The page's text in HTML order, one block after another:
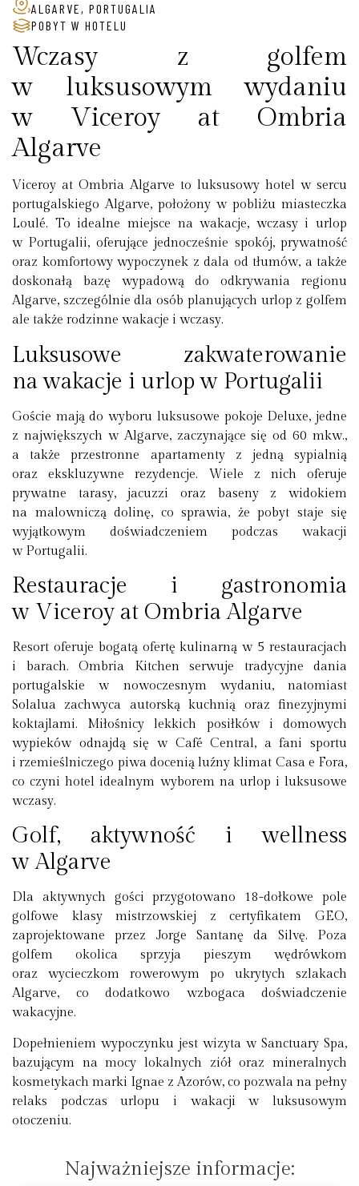
ALGARVE, PORTUGALIA
POBYT W HOTELU
Wczasy z golfem
w luksusowym wydaniu
w Viceroy at Ombria
Algarve
Viceroy at Ombria Algarve to luksusowy hotel w sercu
portugalskiego Algarve, położony w pobliżu miasteczka
Loulé. To idealne miejsce na wakacje, wczasy i urlop
w Portugalii, oferujące jednocześnie spokój, prywatność
oraz komfortowy wypoczynek z dala od tłumów, a także
doskonałą bazę wypadową do odkrywania regionu
Algarve, szczególnie dla osób planujących urlop z golfem
ale także rodzinne wakacje i wczasy.
Luksusowe zakwaterowanie
na wakacje i urlop w Portugalii
Goście mają do wyboru luksusowe pokoje Deluxe, jedne
z największych w Algarve, zaczynające się od 60 mkw.,
a także przestronne apartamenty z jedną sypialnią
oraz ekskluzywne rezydencje. Wiele z nich oferuje
prywatne tarasy, jacuzzi oraz baseny z widokiem
na malowniczą dolinę, co sprawia, że pobyt staje się
wyjątkowym doświadczeniem podczas wakacji
w Portugalii.
Restauracje i gastronomia
w Viceroy at Ombria Algarve
Resort oferuje bogatą ofertę kulinarną w 5 restauracjach
i barach. Ombria Kitchen serwuje tradycyjne dania
portugalskie w nowoczesnym wydaniu, natomiast
Solalua zachwyca autorską kuchnią oraz finezyjnymi
koktajlami. Miłośnicy lekkich posiłków i domowych
wypieków odnajdą się w Café Central, a fani sportu
i rzemieślniczego piwa docenią luźny klimat Casa e Fora,
co czyni hotel idealnym wyborem na urlop i luksusowe
wczasy.
Golf, aktywność i wellness
w Algarve
Dla aktywnych gości przygotowano 18-dołkowe pole
golfowe klasy mistrzowskiej z certyfikatem GEO,
zaprojektowane przez Jorge Santanę da Silvę. Poza
golfem okolica sprzyja pieszym wędrówkom
oraz wycieczkom rowerowym po ukrytych szlakach
Algarve, co dodatkowo wzbogaca doświadczenie
wakacyjne.
Dopełnieniem wypoczynku jest wizyta w Sanctuary Spa,
bazującym na mocy lokalnych ziół oraz mineralnych
kosmetykach marki Ignae z Azorów, co pozwala na pełny
relaks podczas urlopu i wakacji w luksusowym
otoczeniu.
Najważniejsze informacje: